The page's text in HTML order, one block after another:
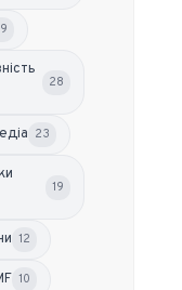
28
23
19
12
10